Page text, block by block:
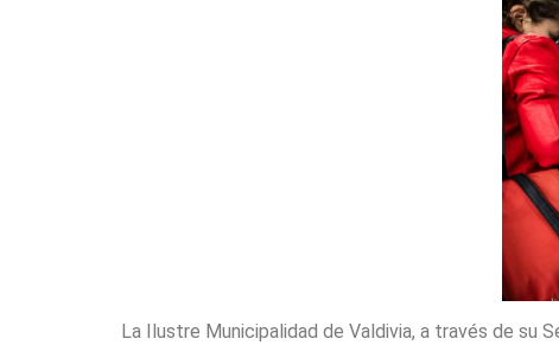
La Ilustre Municipalidad de Valdivia, a través de su